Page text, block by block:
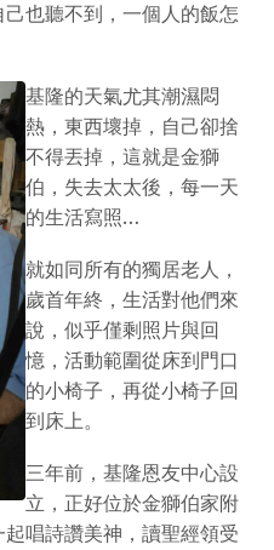
也聽不到，一個人的飯怎
基隆的天氣尤其潮濕悶
熱，東西壞掉，自己卻捨
不得丟掉，這就是金獅
伯，失去太太後，每一天
的生活寫照…
就如同所有的獨居老人，
歲首年終，生活對他們來
說，似乎僅剩照片與回
憶，活動範圍從床到門口
的小椅子，再從小椅子回
到床上。
三年前，基隆恩友中心設
立，正好位於金獅伯家附
唱詩讚美神，讀聖經領受